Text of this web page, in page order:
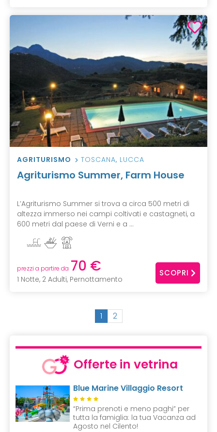
AGRITURISMO TOSCANA, LUCCA
Agriturismo Summer, Farm House
L’Agriturismo Summer si trova a circa 500 metri di
altezza immerso nei campi coltivati e castagneti, a
600 metri dal paese di Verni e a ...
prezzi a partire da 70 €
1 Notte, 2 Adulti, Pernottamento
SCOPRI
1(
c
r
e
t
2
Offerte in vetrina
Blue Marine Villaggio Resort
“Prima prenoti e meno paghi” per
tutta la famiglia: la tua Vacanza ad
Agosto nel Cilento!